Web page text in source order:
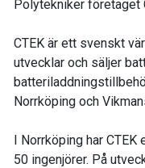
Polytekniker företaget
CTEK är ett svenskt
utvecklar och säljer
Norrköping och
I Norrköping har
50 ingenjörer. På